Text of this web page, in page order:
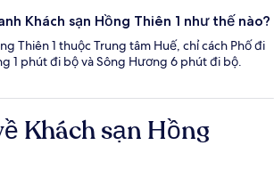
Khách sạn Hồng Thiên 1 như thế nào?
Thiên 1 thuộc Trung tâm Huế, chỉ cách Phố đi
1 phút đi bộ và Sông Hương 6 phút đi bộ.
Khách sạn Hồng